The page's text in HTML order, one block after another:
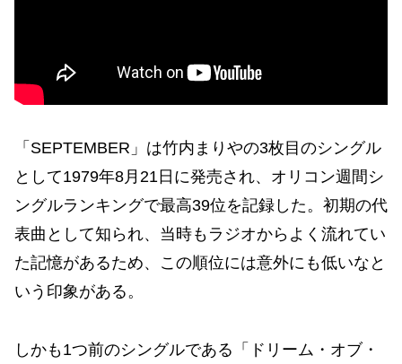
「SEPTEMBER」は竹内まりやの3枚目のシングル
として1979年8月21日に発売され、オリコン週間シ
ングルランキングで最高39位を記録した。初期の代
表曲として知られ、当時もラジオからよく流れてい
た記憶があるため、この順位には意外にも低いなと
いう印象がある。
しかも1つ前のシングルである「ドリーム・オブ・